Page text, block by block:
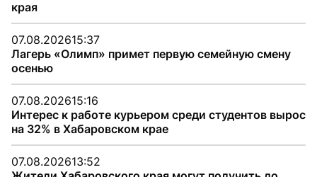
края
07.08.202615:37
Лагерь «Олимп» примет первую семейную смену
осенью
07.08.202615:16
Интерес к работе курьером среди студентов вырос
на 32% в Хабаровском крае
07.08.202613:52